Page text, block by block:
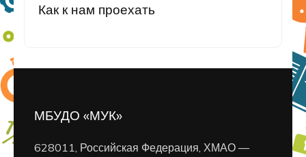
Как к нам проехать
МБУДО «МУК»
628011, Российская Федерация, ХМАО —